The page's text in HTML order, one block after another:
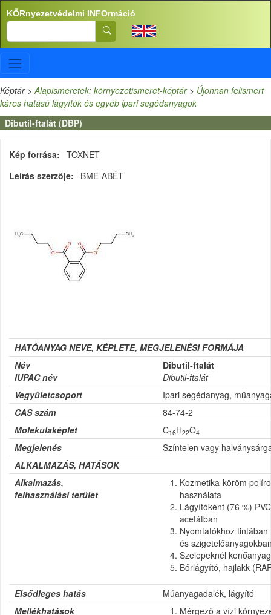
Ugrás a tartalomra
KÖRnyezetvédelmi INFOrmáció
Search
Képtár>Alapismeretek: környezetismeret-képtár> Újonnan felismert
káros hatású lágyítók és egyéb ipari segédanyagok
Dibutil-ftalát (DBP)
Kép forrása
TOXNET
Leírás szerzője
BME-ABÉT
HATÓANYAG NEVE, KÉPLETE, MEGJELENÉSI FORMÁJA
Név
IUPAC név
Dibutil-ftalát
Dibutil-ftalát
Vegyületcsoport
Ipari segédanyag,
CAS szám
84-74-2
Molekulaképlet
C16H22O4
Megjelenés
Színtelen vagy
ALKALMAZÁS, HATÁSOK
Alkalmazás,
felhasználási terület
Kozmetika-köröm
használata
Lágyítóként (76 %)
acetátban
Nyomtatókhoz
és
Szelepeknél kenőanyag
Bőrlágyító, hajlakk
Elsődleges hatás
Műanyagadalék, lágyító
Mellékhatások
Mérgező a vízi